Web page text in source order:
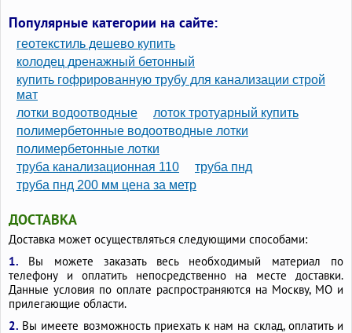
Трубы ливневые гофрированные 110
Трубы канализационные диаметр 100
Трубы канализационные гофрированные 160
Трубы канализационные 100мм
Трубы дренажные 500 гофрированные
Трубы для ливневой канализации 110 гофрированные
Трубы диаметром 100 мм
Трубы двухслойные гофрированные 200
Трубы гофрированные 110
Трубы 230 мм внешний диаметр стальные
Трубы 1000мм
Сантехнические трубы 100 мм
Пластиковые трубы 100мм
Популярные категории на сайте:
геотекстиль дешево купить
колодец дренажный бетонный
купить гофрированную трубу для канализации строй
мат
лотки водоотводные
лоток тротуарный купить
полимербетонные водоотводные лотки
полимербетонные лотки
труба канализационная 110
труба пнд
труба пнд 200 мм цена за метр
ДОСТАВКА
Доставка может осуществляться следующими способами:
1. Вы можете заказать весь необходимый материал по
телефону и оплатить непосредственно на месте доставки.
Данные условия по оплате распространяются на Москву, МО и
прилегающие области.
2. Вы имеете возможность приехать к нам на склад, оплатить и